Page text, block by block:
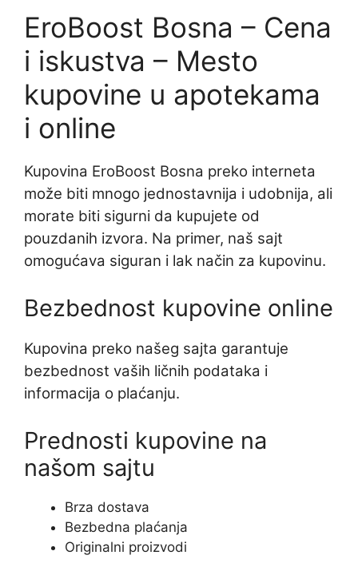
EroBoost Bosna – Cena
i iskustva – Mesto
kupovine u apotekama
i online
Kupovina EroBoost Bosna preko interneta
može biti mnogo jednostavnija i udobnija, ali
morate biti sigurni da kupujete od
pouzdanih izvora. Na primer, naš sajt
omogućava siguran i lak način za kupovinu.
Bezbednost kupovine online
Kupovina preko našeg sajta garantuje
bezbednost vaših ličnih podataka i
informacija o plaćanju.
Prednosti kupovine na
našom sajtu
Brza dostava
Bezbedna plaćanja
Originalni proizvodi